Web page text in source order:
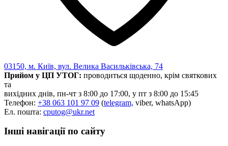
03150, м. Київ, вул. Велика Васильківська, 74
Прийом у ЦП УТОГ: проводиться щоденно, крім святкових
та
вихідних днів, пн-чт з 8:00 до 17:00, у пт з 8:00 до 15:45
Телефон: +38 063 101 97 09 (telegram, viber, whatsApp)
Ел. пошта: cputog@ukr.net
Інші навігації по сайту